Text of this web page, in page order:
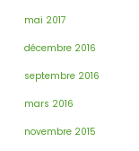
mai 2017
décembre 2016
septembre 2016
mars 2016
novembre 2015